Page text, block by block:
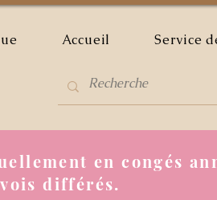
Accueil Service
en congés
différés.